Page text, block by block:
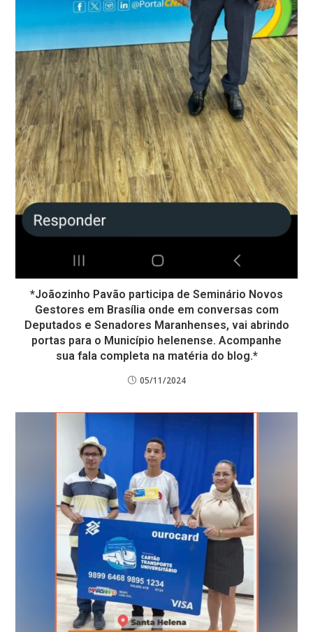
*Joãozinho Pavão participa de Seminário Novos
Gestores em Brasília onde em conversas com
Deputados e Senadores Maranhenses, vai abrindo
portas para o Município helenense. Acompanhe
sua fala completa na matéria do blog.*
05/11/2024